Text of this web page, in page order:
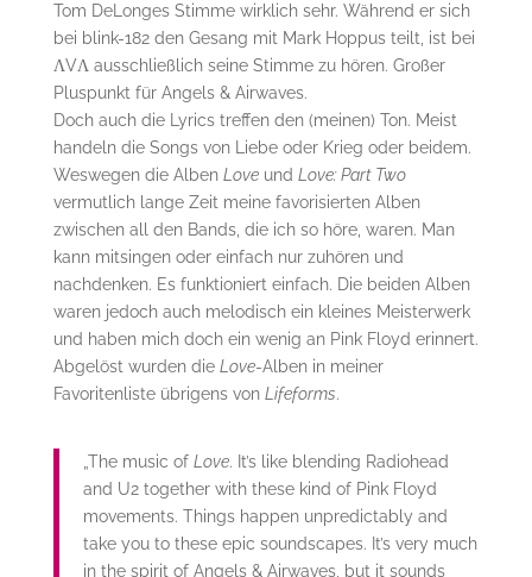
Tom DeLonges Stimme wirklich sehr. Während er sich
bei blink-182 den Gesang mit Mark Hoppus teilt, ist bei
ΛVΛ ausschließlich seine Stimme zu hören. Großer
Pluspunkt für Angels & Airwaves.
Doch auch die Lyrics treffen den (meinen) Ton. Meist
handeln die Songs von Liebe oder Krieg oder beidem.
Weswegen die Alben Loveund Love: Part Two
vermutlich lange Zeit meine favorisierten Alben
zwischen all den Bands, die ich so höre, waren. Man
kann mitsingen oder einfach nur zuhören und
nachdenken. Es funktioniert einfach. Die beiden Alben
waren jedoch auch melodisch ein kleines Meisterwerk
und haben mich doch ein wenig an Pink Floyd erinnert.
Abgelöst wurden die Love-Alben in meiner
Favoritenliste übrigens von Lifeforms.
„The music of Love. It’s like blending Radiohead
and U2 together with these kind of Pink Floyd
movements. Things happen unpredictably and
take you to these epic soundscapes. It’s very much
in the spirit of Angels & Airwaves, but it sounds